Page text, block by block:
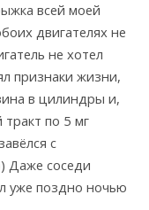
всей моей
двигателях не
не хотел
признаки жизни,
в цилиндры и,
тракт по 5 мг
с
Даже соседи
уже поздно ночью